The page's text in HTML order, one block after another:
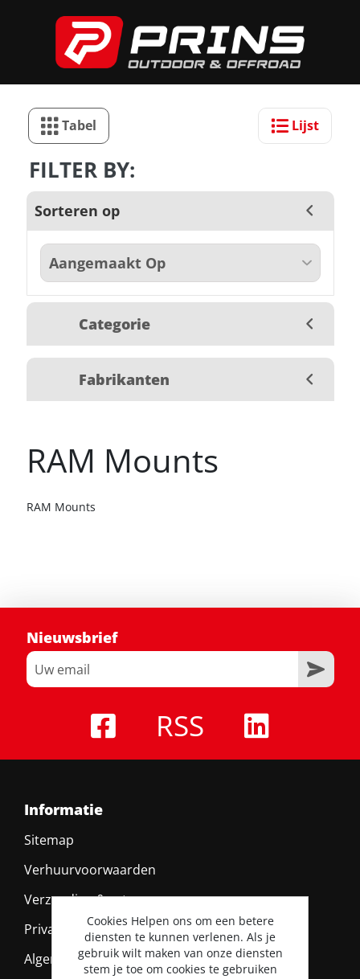
Tabel Lijst
FILTER BY:
Sorteren op
Categorie
Fabrikanten
RAM Mounts
RAM Mounts
Nieuwsbrief
RSS
Informatie
Sitemap
Verhuurvoorwaarden
Verzending & retour
Privacy policy
Algemene voorwaarden
Cookies Helpen ons om een betere
diensten te kunnen verlenen. Als je
gebruik wilt maken van onze diensten
stem je toe om cookies te gebruiken